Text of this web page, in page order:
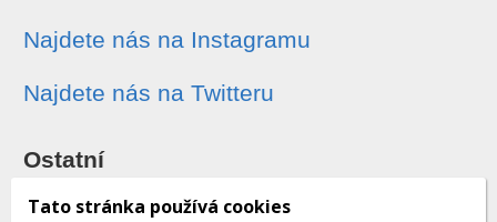
Najdete nás na Instagramu
Najdete nás na Twitteru
Ostatní
Sledování zásilek
Tato stránka používá cookies